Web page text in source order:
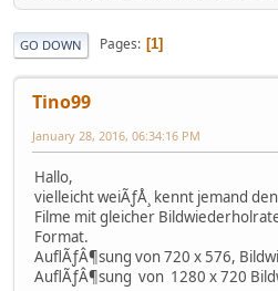
GO DOWN Pages 1
Tino99
January 28, 2016, 06:34:16 PM
Hallo,
vielleicht weiÃƒÅ¸ kennt jemand
Filme mit gleicher
Format.
AuflÃƒÂ¶sung von 720 x 576,
AuflÃƒÂ¶sung von 1280 x 720